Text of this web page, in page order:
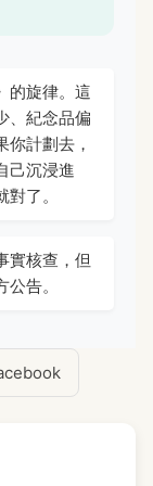
的旋律。這
、紀念品偏
計劃去，
己沉浸進
了。
實核查，但
告。